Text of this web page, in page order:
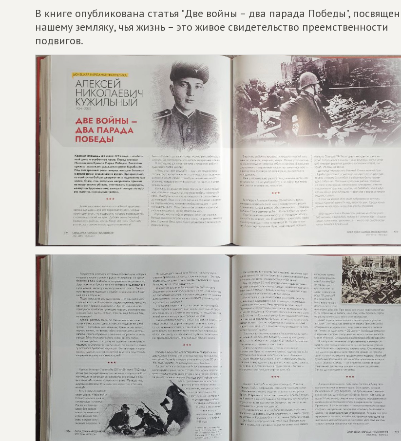
В книге опубликована статья "Две войны – два парада Победы",
нашему земляку, чья жизнь – это живое свидетельство преемственности
подвигов.